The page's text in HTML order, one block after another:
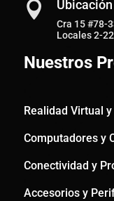
 Ubicación
Cra 15 #78-
Locales 2-
Nuestros
Realidad Virtual
Computadores y
Conectividad y
Accesorios y